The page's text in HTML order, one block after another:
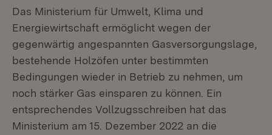
Das Ministerium für Umwelt, Klima und
Energiewirtschaft ermöglicht wegen der
gegenwärtig angespannten Gasversorgungslage,
bestehende Holzöfen unter bestimmten
Bedingungen wieder in Betrieb zu nehmen, um
noch stärker Gas einsparen zu können. Ein
entsprechendes Vollzugsschreiben hat das
Ministerium am 15. Dezember 2022 an die